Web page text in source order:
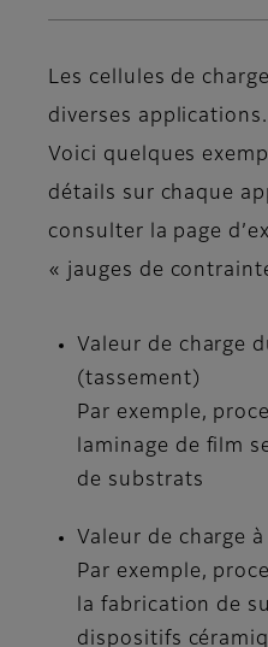
Les cellules de
diverses applications.
Voici quelques
détails sur chaque
consulter la page
« jauges de
Valeur de charge
(tassement)
Par exemple,
laminage de film
de substrats
Valeur de charge à
Par exemple,
la fabrication de
dispositifs